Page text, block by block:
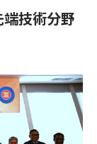
u
n
技術分野